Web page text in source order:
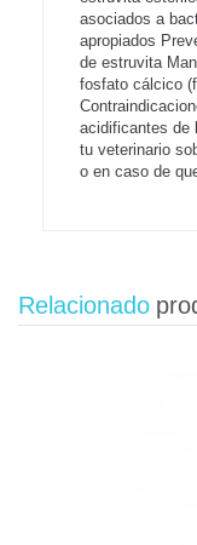
asociados a
apropiados
de estruvita
fosfato cálcico
acidificantes de
tu veterinario
o en caso de
Relacionado